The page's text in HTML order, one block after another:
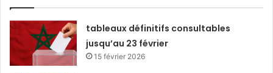
tableaux définitifs consultables
jusqu’au 23 février
15 février 2026